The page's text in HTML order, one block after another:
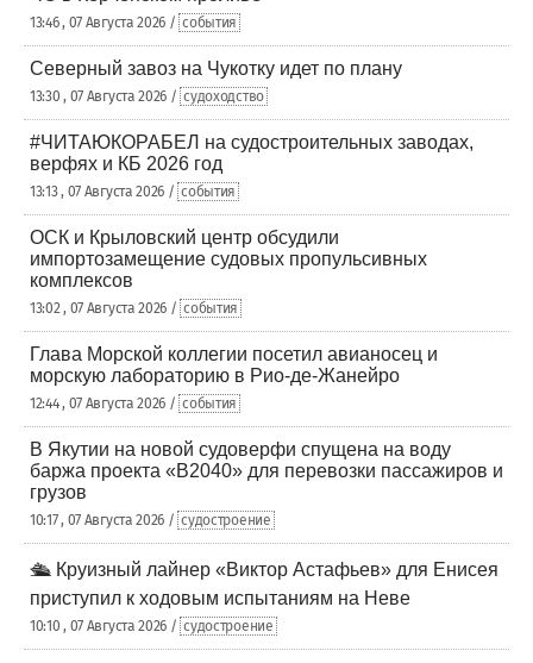
13:46 , 07 Августа 2026 / события
Северный завоз на Чукотку идет по плану
13:30 , 07 Августа 2026 / судоходство
#ЧИТАЮКОРАБЕЛ на судостроительных заводах,
верфях и КБ 2026 год
13:13 , 07 Августа 2026 / события
ОСК и Крыловский центр обсудили
импортозамещение судовых пропульсивных
комплексов
13:02 , 07 Августа 2026 / события
Глава Морской коллегии посетил авианосец и
морскую лабораторию в Рио-де-Жанейро
12:44 , 07 Августа 2026 / события
В Якутии на новой судоверфи спущена на воду
баржа проекта «В2040» для перевозки пассажиров и
грузов
10:17 , 07 Августа 2026 / судостроение
🛳️ Круизный лайнер «Виктор Астафьев» для Енисея
приступил к ходовым испытаниям на Неве
10:10 , 07 Августа 2026 / судостроение